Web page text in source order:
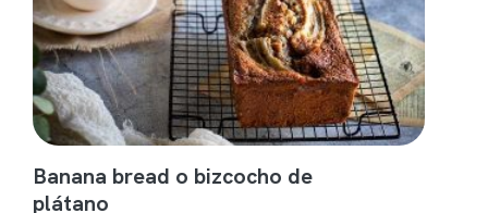
Banana bread o bizcocho de
plátano